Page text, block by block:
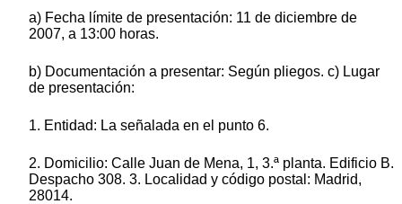
a) Fecha límite de presentación: 11 de diciembre de
2007, a 13:00 horas.
b) Documentación a presentar: Según pliegos. c) Lugar
de presentación:
1. Entidad: La señalada en el punto 6.
2. Domicilio: Calle Juan de Mena, 1, 3.ª planta. Edificio B.
Despacho 308. 3. Localidad y código postal: Madrid,
28014.